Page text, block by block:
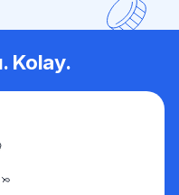
Kolay.